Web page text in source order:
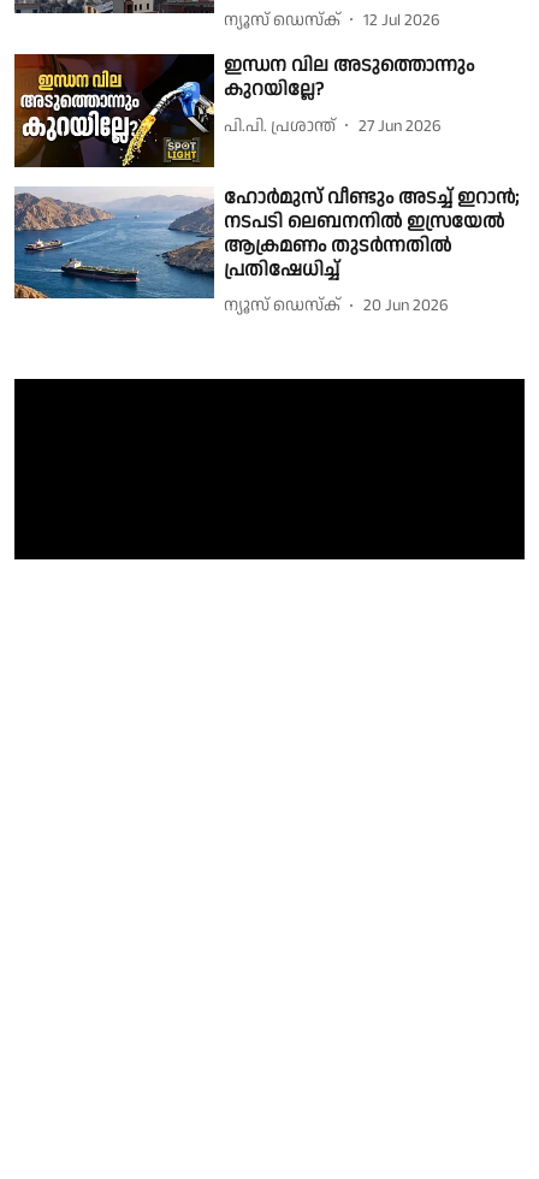
ന്യൂസ് ഡെസ്ക് 12 Jul 2026
ഇന്ധന വില അടുത്തൊന്നും
കുറയില്ലേ?
പി.പി. പ്രശാന്ത് 27 Jun 2026
ഹോർമുസ് വീണ്ടും അടച്ച് ഇറാന്‍;
നടപടി ലെബനനിൽ ഇസ്രയേൽ
ആക്രമണം തുടർന്നതിൽ
പ്രതിഷേധിച്ച്
ന്യൂസ് ഡെസ്ക് 20 Jun 2026